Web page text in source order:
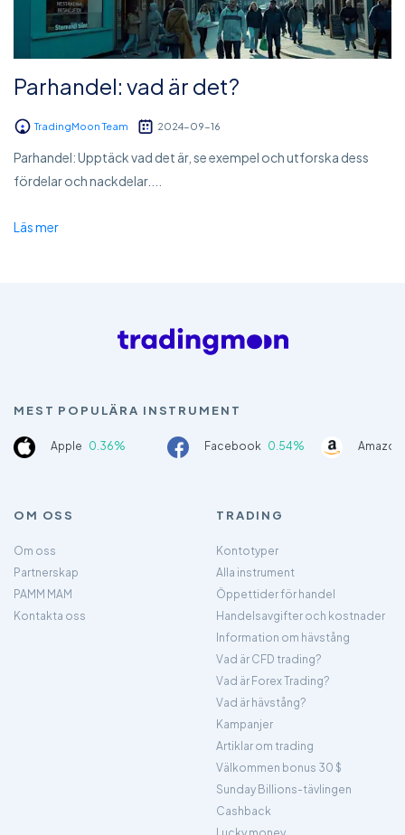
Parhandel: vad är det?
TradingMoon Team 2024-09-16
Parhandel: Upptäck vad det är, se exempel och utforska dess
fördelar och nackdelar....
Läs mer
MEST POPULÄRA INSTRUMENT
Apple 0.36% Facebook 0.54%
OM OSS
Om oss
Partnerskap
PAMM MAM
Kontakta oss
TRADING
Kontotyper
Alla instrument
Öppettider för handel
Handelsavgifter och kostnader
Information om hävstång
Vad är CFD trading?
Vad är Forex Trading?
Vad är hävstång?
Kampanjer
Artiklar om trading
Välkommen bonus 30 $
Sunday Billions-tävlingen
Cashback